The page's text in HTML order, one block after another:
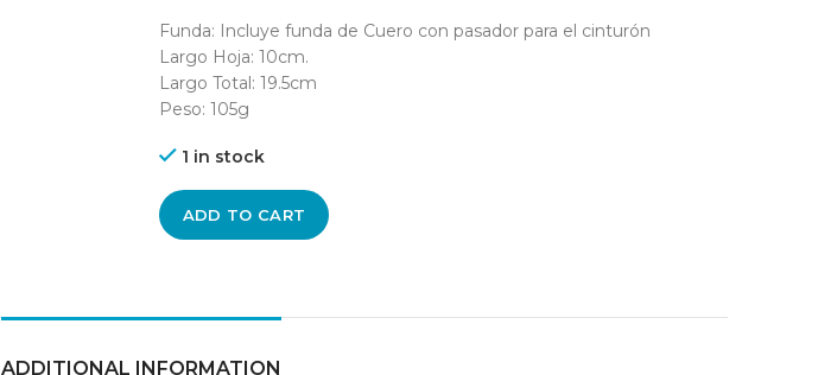
Funda: Incluye funda de Cuero con pasador para el cinturón
Largo Hoja: 10cm.
Largo Total: 19.5cm
Peso: 105g
1 in stock
ADD TO CART
ADDITIONAL INFORMATION